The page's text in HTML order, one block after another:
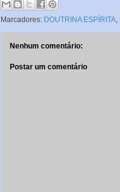
Marcadores: DOUTRINA ESPÍRITA,
Nenhum comentário:
Postar um comentário